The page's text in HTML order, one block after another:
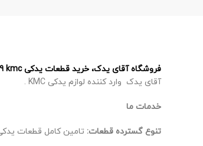
فروشگاه آقای یدک، خرید قطعات یدکی T9 kmc-قطعات یدکی T8 kmc – قطعات یدکی J7 kmc – قطعات یدکی X5 kmc
آقای یدک وارد کننده لوازم یدکی KMC .
خدمات ما
تنوع گسترده قطعات: تامین کامل قطعات یدکی تی۹ تی8 جی7 ایکس 5، از اصلی‌ترین تا